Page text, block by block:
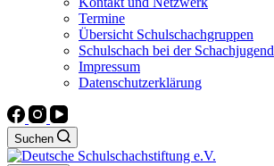
Termine
Übersicht Schulschachgruppen
Schulschach bei der Schachjugend
Impressum
Datenschutzerklärung
Suchen